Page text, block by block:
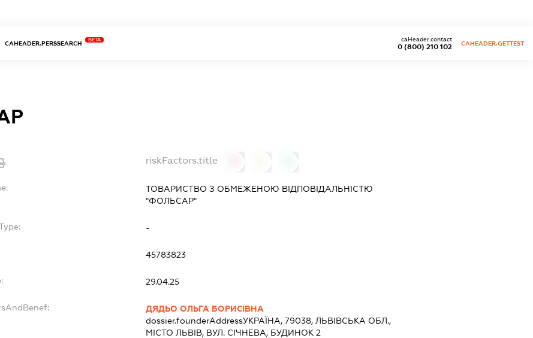
CAHEADER.PERSSEARCH
BETA
0 (800) 210 102
caHeader.contact
CAHEADER.GETTEST
riskFactors.title
ТОВАРИСТВО З ОБМЕЖЕНОЮ ВІДПОВІДАЛЬНІСТЮ
"ФОЛЬСАР"
-
45783823
29.04.25
ДЯДЬО ОЛЬГА БОРИСІВНА
dossier.founderAddressУКРАЇНА, 79038, ЛЬВІВСЬКА ОБЛ.,
МІСТО ЛЬВІВ, ВУЛ. СІЧНЕВА, БУДИНОК 2